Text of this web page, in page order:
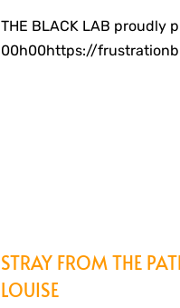
THE BLACK LAB proudly
00h00https://
STRAY FROM THE
LOUISE